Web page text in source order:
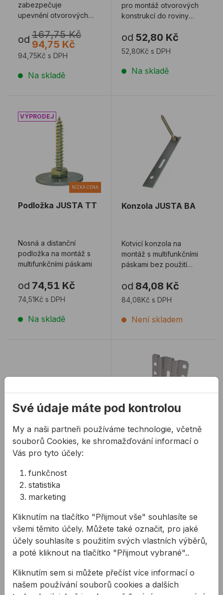
zabezpečuje
upevnění otvorových
rovině tepelné izolace
(před ...
od 167,75 Kč
94,75 Kč
94,75Kč s DPH
Na skladě
pro montáž otvorových
konstrukcí do roviny
od 52,80 Kč
52,80Kč s DPH
Na skladě
Podložka JUSTA TT
NÍZKÁ CENA
Podložka JUSTA TT
Nosná a distanční
podložka na montáž s
multifunkčními páskami
od 74,51 Kč
74,51Kč s DPH
Na skladě
Konzola JUSTA BA
Kotvicí konzola na
montáž s multifunkčními
páskami bez použití
podložek.
od 84,08 Kč
84,08Kč s DPH
Není skladem
Klíč JUSTA SW13
Speciálně tvarovaný
vidlicový klíč na konzoly
665,77 Kč/ks
665,77Kč s DPH
Montážní úhelník JB-W/
do roviny
tepelné izolace
(předsazená mont ...
od 165,16 Kč/ks
165,17Kč s DPH
Své údaje máte pod kontrolou
My a naši partneři používáme technologie, včetně
souborů Cookies, ke shromažďování informací o
Vás pro tyto účely:
funkčnost
statistika
marketing
Kliknutím na tlačítko "Přijmout vše" souhlasíte se
všemi těmito účely. Můžete také označit, pro jaké
účely souhlasíte s použitím svých vlastních výběrů,
a poté kliknout na tlačítko "Přijmout vybrané"..
Kliknutím sem si můžete přečíst více informací o
našem používání souborů cookies a dalších